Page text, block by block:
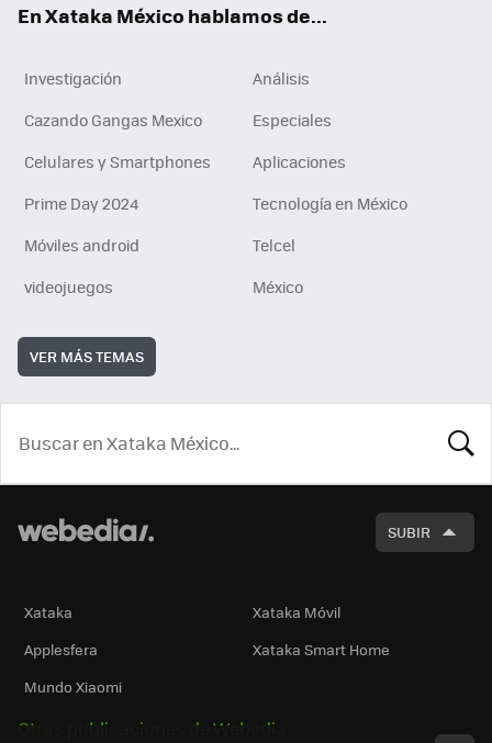
En Xataka México hablamos de...
Investigación
Análisis
Cazando Gangas Mexico
Especiales
Celulares y Smartphones
Aplicaciones
Prime Day 2024
Tecnología en México
Móviles android
Telcel
videojuegos
México
VER MÁS TEMAS
SUBIR
Xataka
Xataka Móvil
Applesfera
Xataka Smart Home
Mundo Xiaomi
Otras publicaciones de Webedia